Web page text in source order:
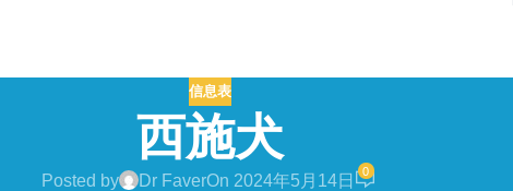
信息表
西施犬
Posted by Dr FaverOn 2024年5月14日
0